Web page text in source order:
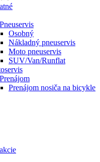
Pneuservis
Osobný
Nákladný pneuservis
Moto pneuservis
SUV/Van/Runflat
Prenájom
Prenájom nosiča na bicykle